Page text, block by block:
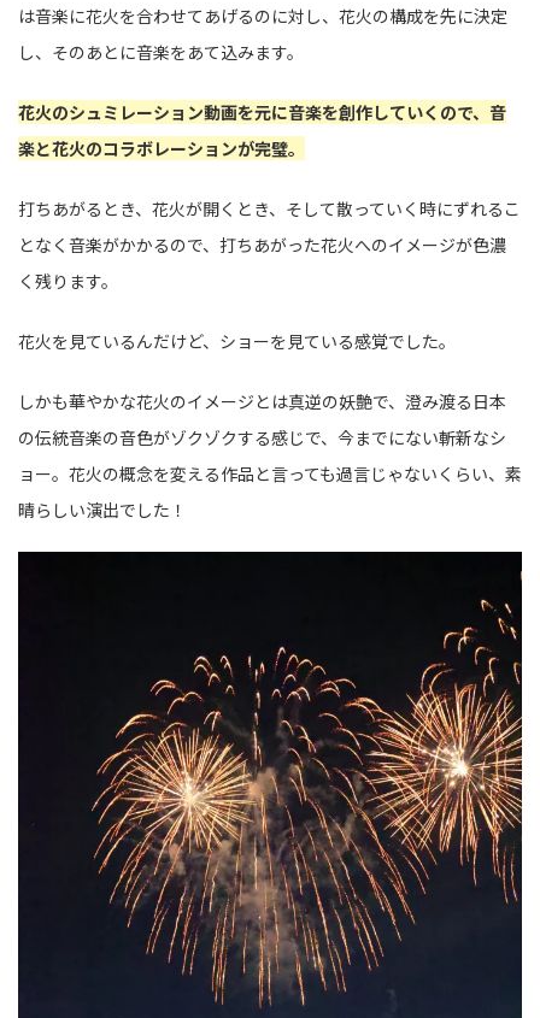
は音楽に花火を合わせてあげるのに対し、花火の構成を先に決定
し、そのあとに音楽をあて込みます。
花火のシュミレーション動画を元に音楽を創作していくので、音
楽と花火のコラボレーションが完璧。
打ちあがるとき、花火が開くとき、そして散っていく時にずれるこ
となく音楽がかかるので、打ちあがった花火へのイメージが色濃
く残ります。
花火を見ているんだけど、ショーを見ている感覚でした。
しかも華やかな花火のイメージとは真逆の妖艶で、澄み渡る日本
の伝統音楽の音色がゾクゾクする感じで、今までにない斬新なシ
ョー。花火の概念を変える作品と言っても過言じゃないくらい、素
晴らしい演出でした！